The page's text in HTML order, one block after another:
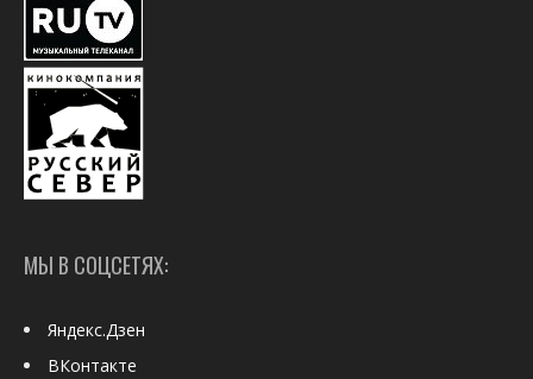
МЫ В СОЦСЕТЯХ:
Яндекс.Дзен
ВКонтакте